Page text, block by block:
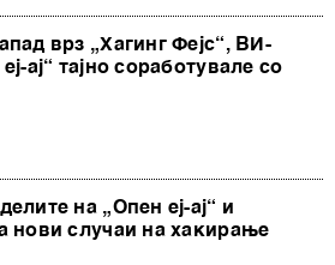
врз „Хагинг Фејс“, ВИ-
ај“ тајно соработувале со
на „Опен еј-ај“ и
нови случаи на хакирање